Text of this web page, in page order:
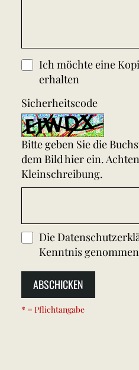
Ich möchte eine
erhalten
Sicherheitscode
Bitte geben Sie die
dem Bild hier ein.
Kleinschreibung.
Die
Kenntnis
ABSCHICKEN
* = Pflichtangabe